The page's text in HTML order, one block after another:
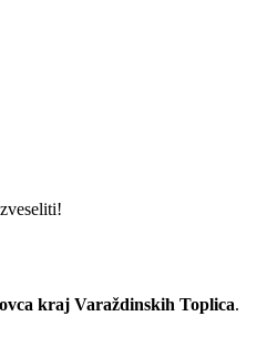
kraj Varaždinskih Toplica.